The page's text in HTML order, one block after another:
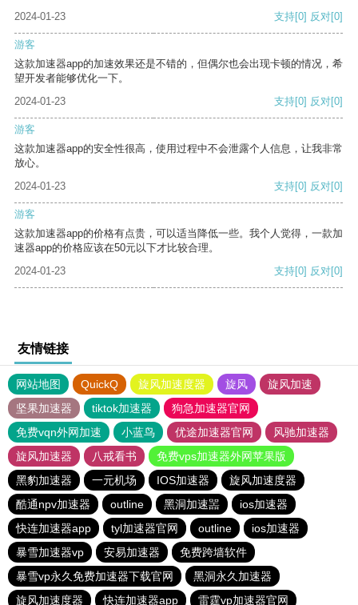
2024-01-23 支持[0] 反对[0]
游客
这款加速器app的加速效果还是不错的，但偶尔也会出现卡顿的情况，希
望开发者能够优化一下。
2024-01-23
支持[0] 反对[0]
游客
这款加速器app的安全性很高，使用过程中不会泄露个人信息，让我非常
放心。
2024-01-23
支持[0] 反对[0]
游客
这款加速器app的价格有点贵，可以适当降低一些。我个人觉得，一款加
速器app的价格应该在50元以下才比较合理。
2024-01-23
支持[0] 反对[0]
友情链接
网站地图 QuickQ 旋风加速度器 旋风
旋风加速
坚果加速器
tiktok加速器
狗急加速器官网
免费vqn外网加速
小蓝鸟 优途加速器官网
风驰加速器
旋风加速器
八戒看书
免费vps加速器外网苹果版
黑豹加速器
一元机场 IOS加速器
旋风加速度器
酷通npv加速器
outline 黑洞加速噐
ios加速器
快连加速器app
tyl加速器官网 outline
ios加速器
暴雪加速器vp
安易加速器
免费跨墙软件
暴雪vp永久免费加速器下载官网
黑洞永久加速器
旋风加速度器
快连加速器app 雷霆vp加速器官网